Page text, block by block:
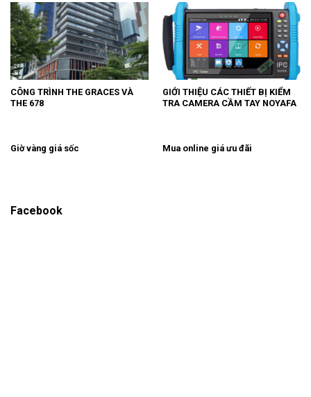
CÔNG TRÌNH THE GRACES VÀ
THE 678
GIỚI THIỆU CÁC THIẾT BỊ KIỂM
TRA CAMERA CẦM TAY NOYAFA
Giờ vàng giá sốc Mua online giá ưu đãi
Facebook